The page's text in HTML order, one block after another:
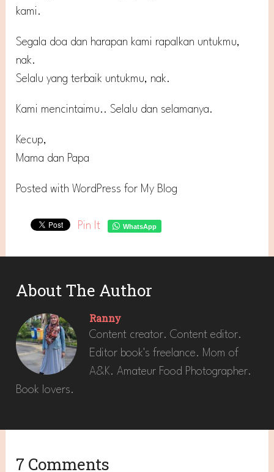
kami.
Segala doa dan harapan kami rapalkan untukmu,
nak.
Selalu yang terbaik untukmu, nak.
Kami mencintaimu.. Selalu dan selamanya.
Kecup,
Mama dan Papa
Posted with WordPress for My Blog
Pin It WhatsApp
About The Author
Ranny
Content creator. Content editor.
Editor book's freelance. Mom of
A&K. Amateur Food Photographer.
Book lovers.
7 Comments